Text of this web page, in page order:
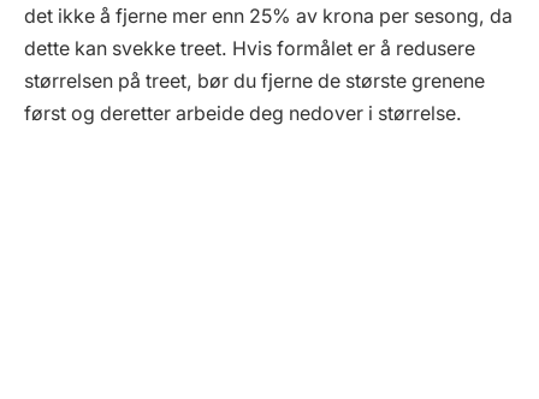
det ikke å fjerne mer enn 25% av krona per sesong, da
dette kan svekke treet. Hvis formålet er å redusere
størrelsen på treet, bør du fjerne de største grenene
først og deretter arbeide deg nedover i størrelse.